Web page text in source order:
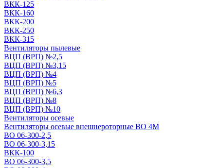
ВКК-125
ВКК-160
ВКК-200
ВКК-250
ВКК-315
Вентиляторы пылевые
ВЦП (ВРП) №2,5
ВЦП (ВРП) №3,15
ВЦП (ВРП) №4
ВЦП (ВРП) №5
ВЦП (ВРП) №6,3
ВЦП (ВРП) №8
ВЦП (ВРП) №10
Вентиляторы осевые
Вентиляторы осевые внешнероторные ВО 4М
ВО 06-300-2,5
ВО 06-300-3,15
ВКК-100
ВО 06-300-3,5